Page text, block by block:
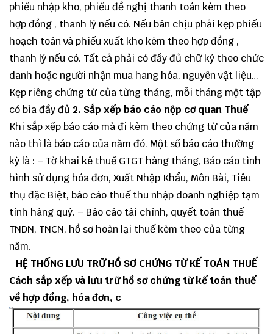
phiếu nhập kho, phiếu đề nghị thanh toán kèm theo
hợp đồng , thanh lý nếu có. Nếu bán chịu phải kẹp phiếu
hoạch toán và phiếu xuất kho kèm theo hợp đồng ,
thanh lý nếu có. Tất cả phải có đầy đủ chữ ký theo chức
danh hoặc người nhận mua hang hóa, nguyên vật liệu…
Kẹp riêng chứng từ của từng tháng, mỗi tháng một tập
có bìa đầy đủ 2. Sắp xếp báo cáo nộp cơ quan Thuế
Khi sắp xếp báo cáo mà đi kèm theo chứng từ của năm
nào thì là báo cáo của năm đó. Một số báo cáo thường
kỳ là : – Tờ khai kê thuế GTGT hàng tháng, Báo cáo tình
hình sử dụng hóa đơn, Xuất Nhập Khẩu, Môn Bài, Tiêu
thụ đặc Biệt, báo cáo thuế thu nhập doanh nghiệp tạm
tính hàng quý. – Báo cáo tài chính, quyết toán thuế
TNDN, TNCN, hồ sơ hoàn lại thuế kèm theo của từng
năm.
HỆ THỐNG LƯU TRỮ HỒ SƠ CHỨNG TỪ KẾ TOÁN THUẾ
Cách sắp xếp và lưu trữ hồ sơ chứng từ kế toán thuế
về hợp đồng, hóa đơn, c